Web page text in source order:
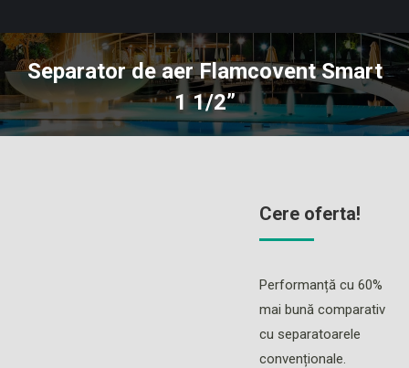
Separator de aer Flamcovent Smart
1 1/2”
You are here:
Cere oferta!
Performanță cu 60%
mai bună comparativ
cu separatoarele
convenționale.